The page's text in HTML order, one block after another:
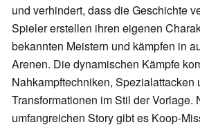
und verhindert, dass die Geschichte
Spieler erstellen ihren eigenen
bekannten Meistern und kämpfen in
Arenen. Die dynamischen Kämpfe
Nahkampftechniken, Spezialattacken
Transformationen im Stil der Vorlage.
umfangreichen Story gibt es Koop-